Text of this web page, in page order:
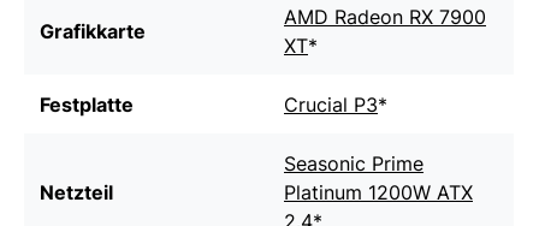
Grafikkarte
AMD Radeon RX 7900
XT*
Festplatte Crucial P3*
Netzteil
Seasonic Prime
Platinum 1200W ATX
2.4*